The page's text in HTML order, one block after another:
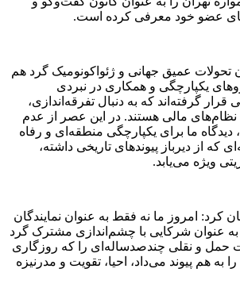
عضو خود معرفی کرده است.
تحولات عمیق جهانی و ژئواکونومیک گرد هم
یکپارچگی و همکاری در نبردی
گرفته‌اند که به دنبال تفرقه‌اندازی،
نظام‌های مالی هستند. در این عصر از عدم
دیدگاه ما برای یکپارچگی منطقه‌ای و رفاه
که از دیرباز پیوند‌های تاریخی داشته،
ویژه می‌یابد.
کرد: امروز ما نه فقط به عنوان نمایندگان
عنوان شرکایی با چشم‌اندازی مشترک گرد
حمل و نقلی چندصدساله‌ای را که روزگاری
به هم پیوند می‌داد، احیا، تقویت و مدرنیزه